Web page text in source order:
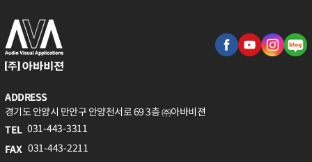
ADDRESS
경기도 안양시 만안구 안양천서로 69 3층 ㈜아바비젼
TEL 031-443-3311
FAX 031-443-2211